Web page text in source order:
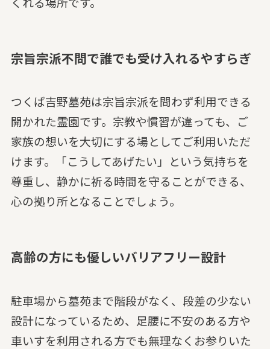
宗旨宗派不問で誰でも受け入れるやすらぎ
つくば吉野墓苑は宗旨宗派を問わず利用できる
開かれた霊園です。宗教や慣習が違っても、ご
家族の想いを大切にする場としてご利用いただ
けます。「こうしてあげたい」という気持ちを
尊重し、静かに祈る時間を守ることができる、
心の拠り所となることでしょう。
高齢の方にも優しいバリアフリー設計
駐車場から墓苑まで階段がなく、段差の少ない
設計になっているため、足腰に不安のある方や
車いすを利用される方でも無理なくお参りいた